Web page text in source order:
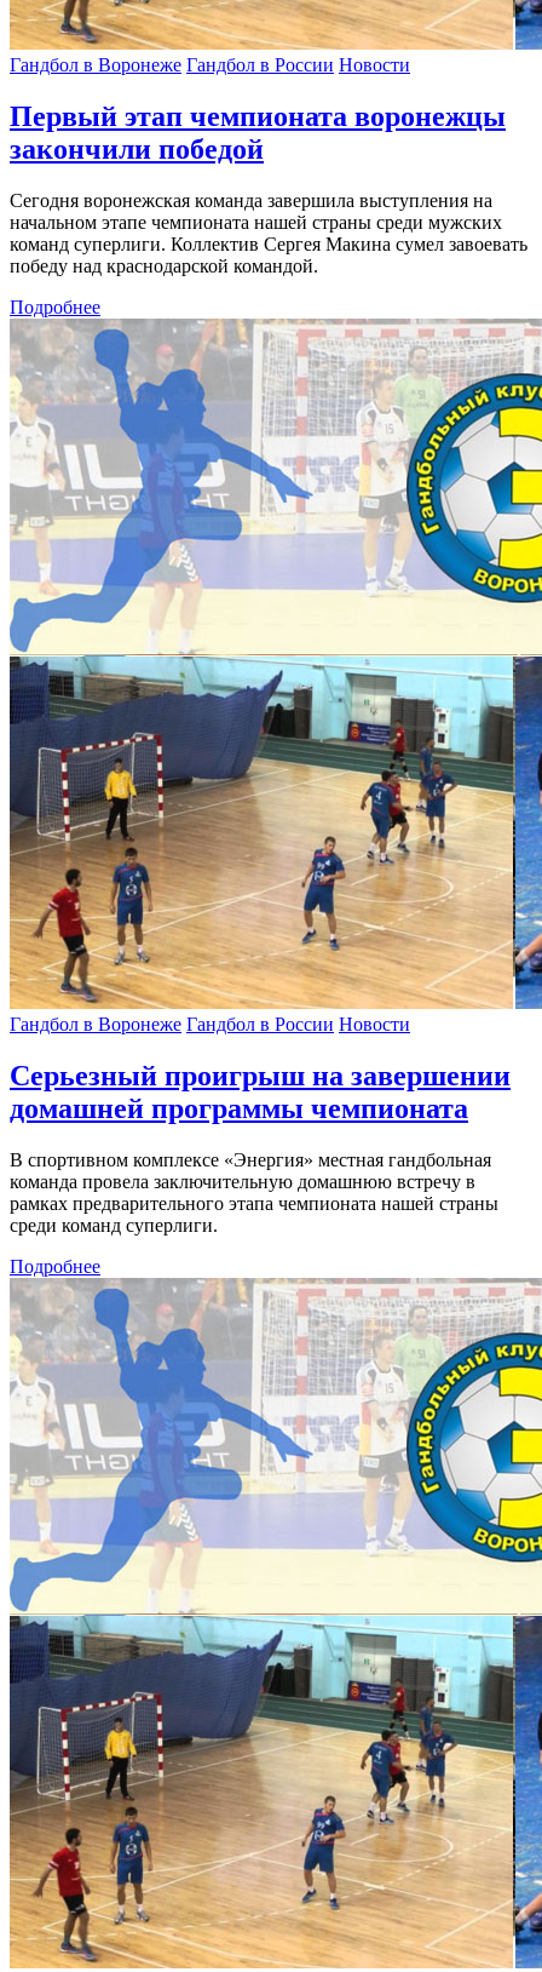
Гандбол в Воронеже Гандбол в России Новости
Первый этап чемпионата воронежцы
закончили победой
Сегодня воронежская команда завершила выступления на
начальном этапе чемпионата нашей страны среди мужских
команд суперлиги. Коллектив Сергея Макина сумел завоевать
победу над краснодарской командой.
Подробнее
Гандбол в Воронеже Гандбол в России Новости
Серьезный проигрыш на завершении
домашней программы чемпионата
В спортивном комплексе «Энергия» местная гандбольная
команда провела заключительную домашнюю встречу в
рамках предварительного этапа чемпионата нашей страны
среди команд суперлиги.
Подробнее